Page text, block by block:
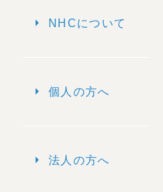
arrow_right NHCについて
arrow_right 個人の方へ
arrow_right 法人の方へ